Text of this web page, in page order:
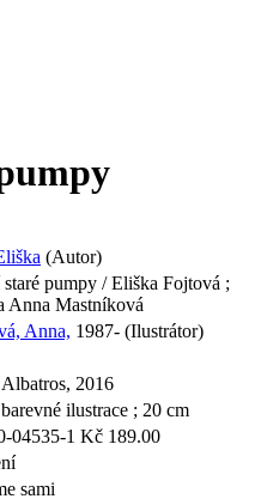
(Autor)
pumpy / Eliška Fojtová ;
Anna Mastníková
Anna, 1987- (Ilustrátor)
2016
ilustrace ; 20 cm
04535-1 Kč 189.00
sami